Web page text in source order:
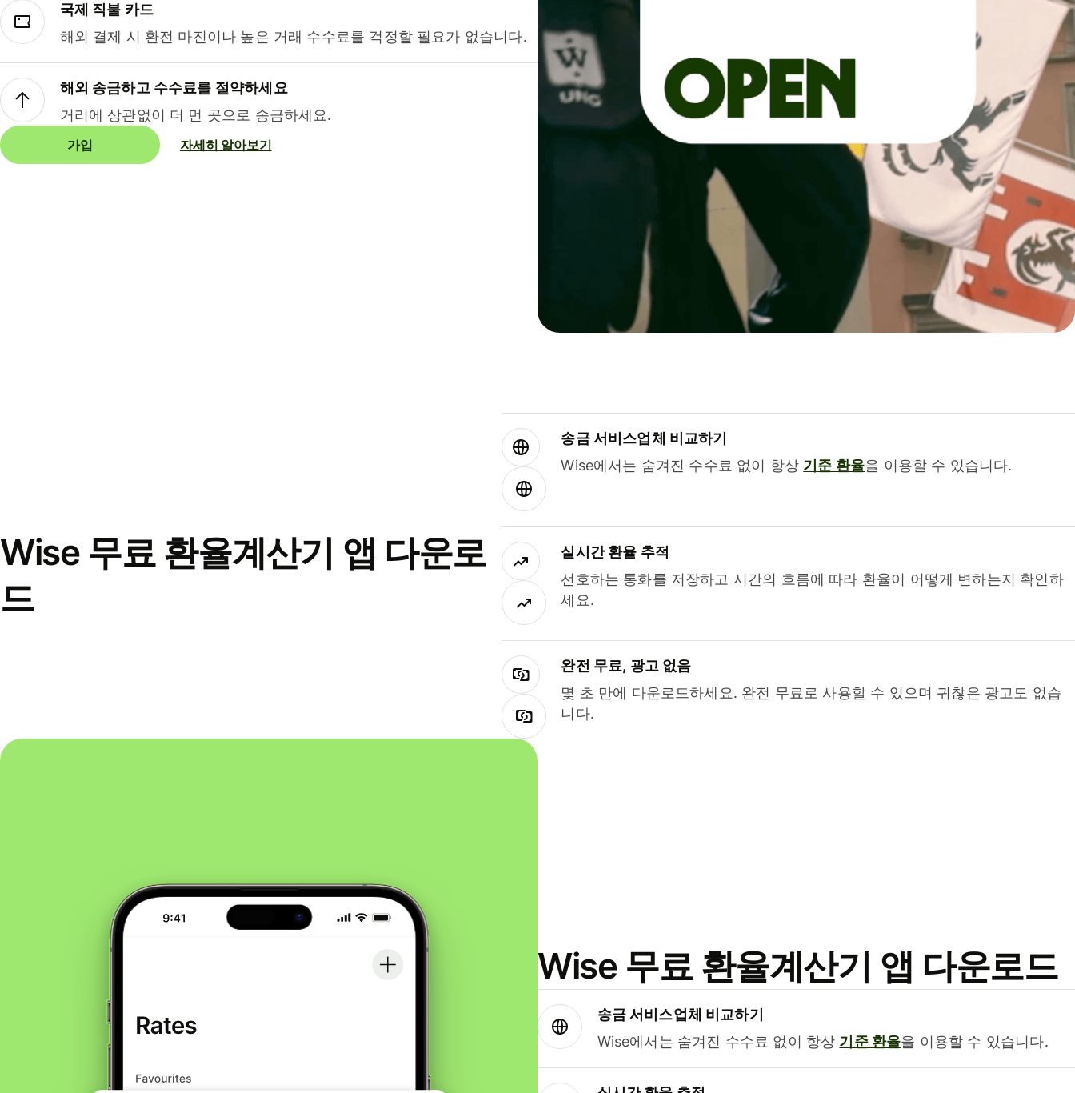
국제 직불 카드
해외 결제 시 환전 마진이나 높은 거래 수수료를 걱정할 필요가 없습니다.
해외 송금하고 수수료를 절약하세요
거리에 상관없이 더 먼 곳으로 송금하세요.
가입 자세히 알아보기
Wise 무료 환율계산기 앱 다운로
드
송금 서비스업체 비교하기
Wise에서는 숨겨진 수수료 없이 항상 기준 환율을 이용할 수 있습니다.
실시간 환율 추적
선호하는 통화를 저장하고 시간의 흐름에 따라 환율이 어떻게 변하는지 확인하
세요.
완전 무료, 광고 없음
몇 초 만에 다운로드하세요. 완전 무료로 사용할 수 있으며 귀찮은 광고도 없습
니다.
Wise 무료 환율계산기 앱 다운로드
송금 서비스업체 비교하기
Wise에서는 숨겨진 수수료 없이 항상 기준 환율을 이용할 수 있습니다.